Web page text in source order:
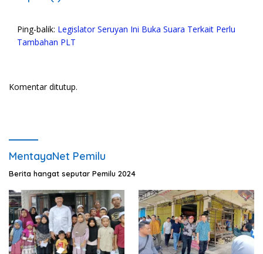
Ping-balik: Legislator Seruyan Ini Buka Suara Terkait Perlu
Tambahan PLT
Komentar ditutup.
MentayaNet Pemilu
Berita hangat seputar Pemilu 2024